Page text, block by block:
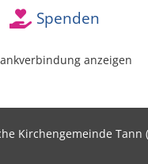
Spenden
anzeigen
Kirchengemeinde Tann